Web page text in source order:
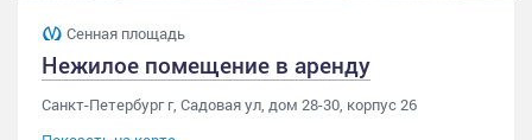
Сенная площадь
Нежилое помещение в аренду
Санкт-Петербург г, Садовая ул, дом 28-30, корпус 26